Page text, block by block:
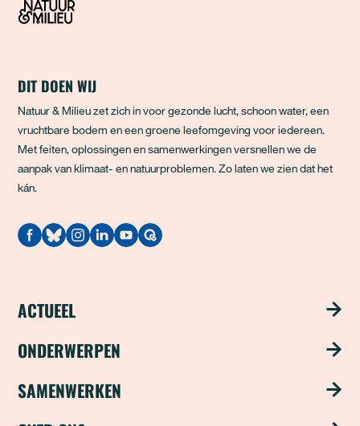
DIT DOEN WIJ
Natuur & Milieu zet zich in voor gezonde lucht, schoon water, een
vruchtbare bodem en een groene leefomgeving voor iedereen.
Met feiten, oplossingen en samenwerkingen versnellen we de
aanpak van klimaat- en natuurproblemen. Zo laten we zien dat het
kán.
Quodari
ACTUEEL
Nieuws
ONDERWERPEN
Schoon water
SAMENWERKEN